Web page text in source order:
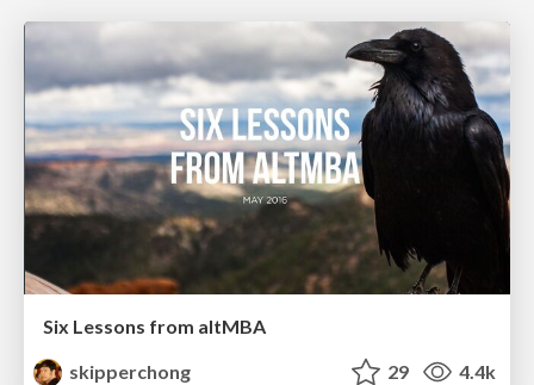
Six Lessons from altMBA
skipperchong
29 4.4k